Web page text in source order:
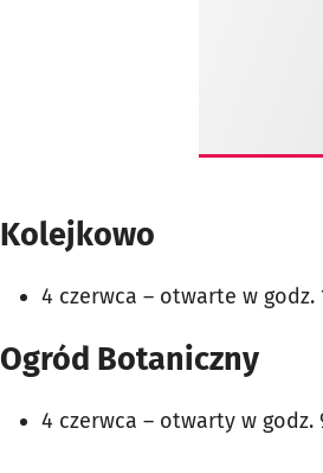
Kolejkowo
4 czerwca – otwarte w godz.
Ogród Botaniczny
4 czerwca – otwarty w godz.